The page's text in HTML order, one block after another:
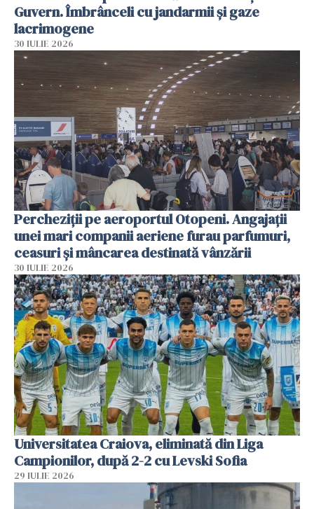
Guvern. Îmbrânceli cu jandarmii și gaze
lacrimogene
30 IULIE 2026
Percheziții pe aeroportul Otopeni. Angajații
unei mari companii aeriene furau parfumuri,
ceasuri și mâncarea destinată vânzării
30 IULIE 2026
Universitatea Craiova, eliminată din Liga
Campionilor, după 2-2 cu Levski Sofia
29 IULIE 2026